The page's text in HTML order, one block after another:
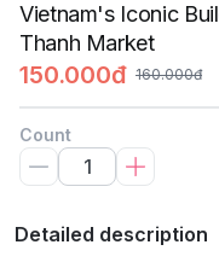
Vietnam's Iconic
Thanh Market
150.000đ 160.000đ
Count
Detailed description